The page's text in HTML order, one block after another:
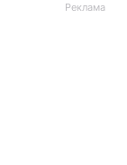
Реклама